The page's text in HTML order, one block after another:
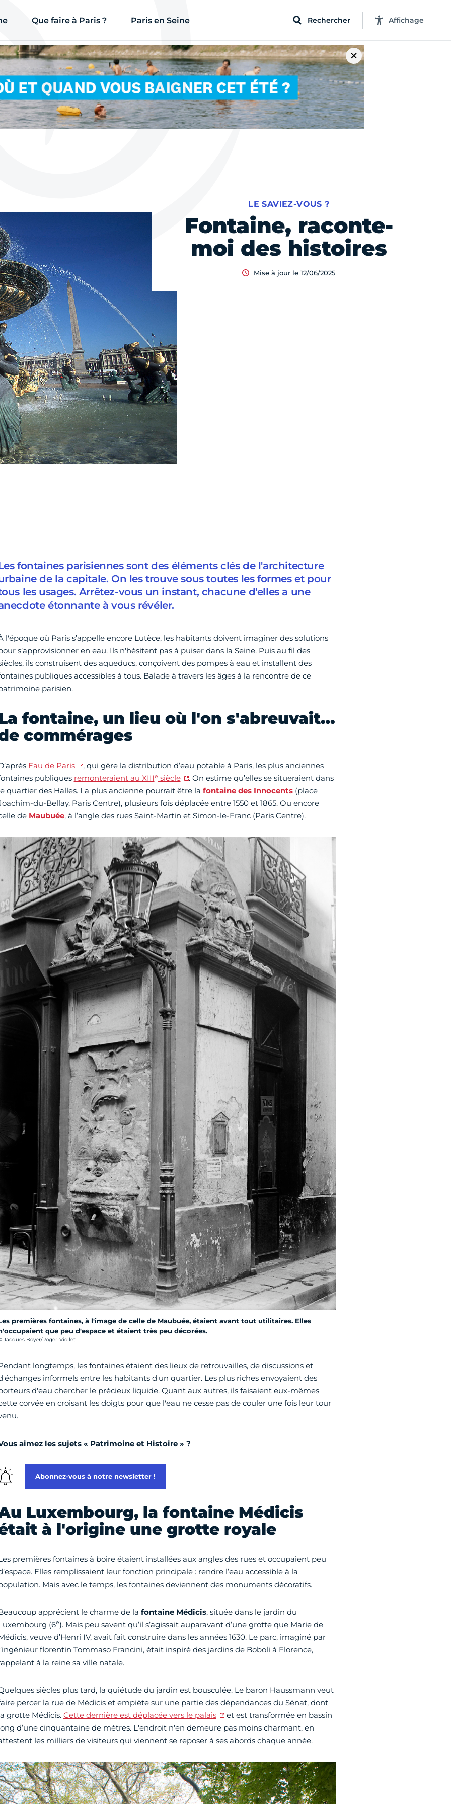
Que faire à Paris ? Paris en Seine Rechercher Affichage
Fontaine, raconte-
moi des histoires
LE SAVIEZ-VOUS ?
Mise à jour le 12/06/2025
fontaines parisiennes sont des éléments clés de l'architecture
de la capitale. On les trouve sous toutes les formes et pour
les usages. Arrêtez-vous un instant, chacune d'elles a une
étonnante à vous révéler.
l'époque où Paris s’appelle encore Lutèce, les habitants doivent imaginer des solutions
s’approvisionner en eau. Ils n'hésitent pas à puiser dans la Seine. Puis au fil des
ils construisent des aqueducs, conçoivent des pompes à eau et installent des
publiques accessibles à tous. Balade à travers les âges à la rencontre de ce
parisien.
fontaine, un lieu où l'on s'abreuvait…
commérages
Eau de Paris
, qui gère la distribution d’eau potable à Paris, les plus anciennes
publiques remonteraient au XIIIesiècle
. On estime qu’elles se situeraient dans
quartier des Halles. La plus ancienne pourrait être la fontaine des Innocents(place
du-Bellay, Paris Centre), plusieurs fois déplacée entre 1550 et 1865. Ou encore
de Maubuée, à l’angle des rues Saint-Martin et Simon-le-Franc (Paris Centre).
premières fontaines, à l'image de celle de Maubuée, étaient avant tout utilitaires. Elles
que peu d'espace et étaient très peu décorées.
photo :
Jacques Boyer/Roger-Viollet
longtemps, les fontaines étaient des lieux de retrouvailles, de discussions et
informels entre les habitants d'un quartier. Les plus riches envoyaient des
d'eau chercher le précieux liquide. Quant aux autres, ils faisaient eux-mêmes
corvée en croisant les doigts pour que l'eau ne cesse pas de couler une fois leur tour
aimez les sujets « Patrimoine et Histoire » ?
Abonnez-vous à notre newsletter !
Luxembourg, la fontaine Médicis
à l'origine une grotte royale
premières fontaines à boire étaient installées aux angles des rues et occupaient peu
Elles remplissaient leur fonction principale : rendre l’eau accessible à la
Mais avec le temps, les fontaines deviennent des monuments décoratifs.
apprécient le charme de la fontaine Médicis, située dans le jardin du
(6e). Mais peu savent qu’il s’agissait auparavant d’une grotte que Marie de
veuve d’Henri IV, avait fait construire dans les années 1630. Le parc, imaginé par
florentin Tommaso Francini, était inspiré des jardins de Boboli à Florence,
à la reine sa ville natale.
siècles plus tard, la quiétude du jardin est bousculée. Le baron Haussmann veut
percer la rue de Médicis et empiète sur une partie des dépendances du Sénat, dont
grotte Médicis. Cette dernière est déplacée vers le palais
et est transformée en bassin
d’une cinquantaine de mètres. L'endroit n'en demeure pas moins charmant, en
les milliers de visiteurs qui viennent se reposer à ses abords chaque année.